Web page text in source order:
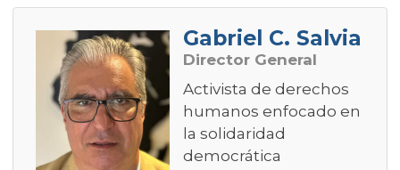
Gabriel C. Salvia
Director General
Activista de derechos
humanos enfocado en
la solidaridad
democrática